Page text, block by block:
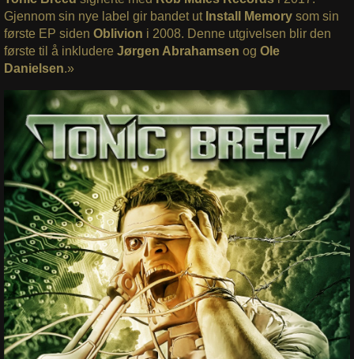
Gjennom sin nye label gir bandet ut Install Memorysom sin
første EP siden Oblivion i 2008. Denne utgivelsen blir den
første til å inkludere Jørgen Abrahamsen og Ole
Danielsen.»